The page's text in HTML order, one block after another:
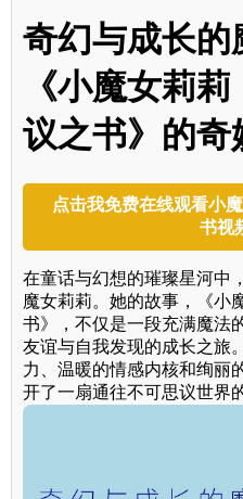
奇幻与成长的
《小魔女莉
议之书》的奇
点击我免费在线观看小
书视
在童话与幻想的璀璨星河
魔女莉莉。她的故事，《小
书》，不仅是一段充满魔法
友谊与自我发现的成长之旅
力、温暖的情感内核和绚丽
开了一扇通往不可思议世界